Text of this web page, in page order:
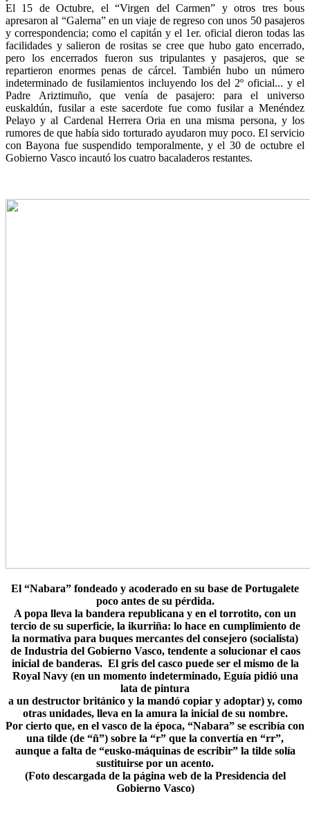
El 15 de Octubre, el “Virgen del Carmen” y otros tres bous
apresaron al “Galerna” en un viaje de regreso con unos 50 pasajeros
y correspondencia; como el capitán y el 1er. oficial dieron todas las
facilidades y salieron de rositas se cree que hubo gato encerrado,
pero los encerrados fueron sus tripulantes y pasajeros, que se
repartieron enormes penas de cárcel. También hubo un número
indeterminado de fusilamientos incluyendo los del 2º oficial... y el
Padre Ariztimuño, que venía de pasajero: para el universo
euskaldún, fusilar a este sacerdote fue como fusilar a Menéndez
Pelayo y al Cardenal Herrera Oria en una misma persona, y los
rumores de que había sido torturado ayudaron muy poco. El servicio
con Bayona fue suspendido temporalmente, y el 30 de octubre el
Gobierno Vasco incautó los cuatro bacaladeros restantes.
El “Nabara” fondeado y acoderado en su base de Portugalete
poco antes de su pérdida.
A popa lleva la bandera republicana y en el torrotito, con un
tercio de su superficie, la ikurriña: lo hace en cumplimiento de
la normativa para buques mercantes del consejero (socialista)
de Industria del Gobierno Vasco, tendente a solucionar el caos
inicial de banderas. El gris del casco puede ser el mismo de la
Royal Navy (en un momento indeterminado, Eguía pidió una
lata de pintura
a un destructor británico y la mandó copiar y adoptar) y, como
otras unidades, lleva en la amura la inicial de su nombre.
Por cierto que, en el vasco de la época, “Nabara” se escribía con
una tilde (de “ñ”) sobre la “r” que la convertía en “rr”,
aunque a falta de “eusko-máquinas de escribir” la tilde solía
sustituirse por un acento.
(Foto descargada de la página web de la Presidencia del
Gobierno Vasco)